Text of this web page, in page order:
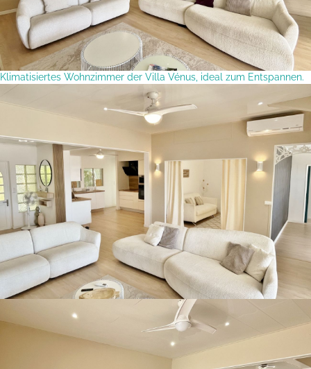
Klimatisiertes Wohnzimmer der Villa Vénus, ideal zum Entspannen.